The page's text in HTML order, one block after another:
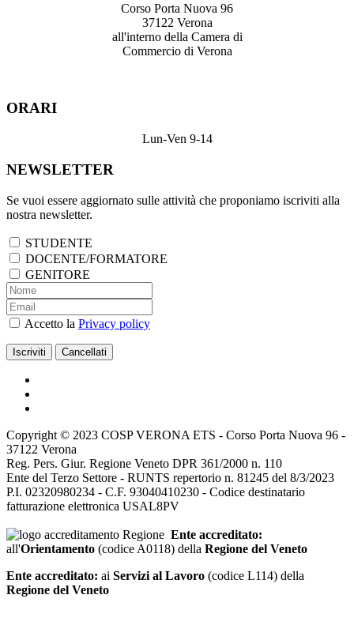
Corso Porta Nuova 96
37122 Verona
all'interno della Camera di
Commercio di Verona
ORARI
Lun-Ven 9-14
NEWSLETTER
Se vuoi essere aggiornato sulle attività che proponiamo iscriviti alla
nostra newsletter.
STUDENTE
DOCENTE/FORMATORE
GENITORE
Accetto la Privacy policy
Copyright © 2023 COSP VERONA ETS - Corso Porta Nuova 96 -
37122 Verona
Reg. Pers. Giur. Regione Veneto DPR 361/2000 n. 110
Ente del Terzo Settore - RUNTS repertorio n. 81245 del 8/3/2023
P.I. 02320980234 - C.F. 93040410230 - Codice destinatario
fatturazione elettronica USAL8PV
Ente accreditato:
all'Orientamento (codice A0118) della Regione del Veneto
Ente accreditato: ai Servizi al Lavoro (codice L114) della
Regione del Veneto